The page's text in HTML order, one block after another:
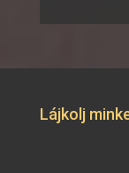
Lájkolj